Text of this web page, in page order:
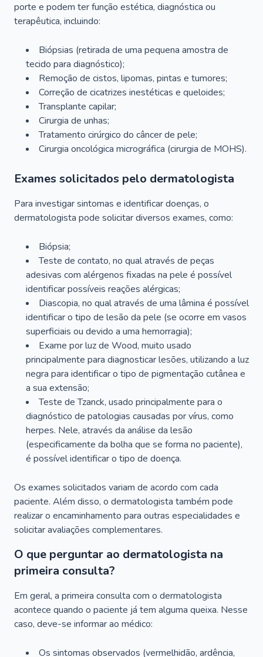
porte e podem ter função estética, diagnóstica ou
terapêutica, incluindo:
Biópsias (retirada de uma pequena amostra de
tecido para diagnóstico);
Remoção de cistos, lipomas, pintas e tumores;
Correção de cicatrizes inestéticas e queloides;
Transplante capilar;
Cirurgia de unhas;
Tratamento cirúrgico do câncer de pele;
Cirurgia oncológica micrográfica (cirurgia de MOHS).
Exames solicitados pelo dermatologista
Para investigar sintomas e identificar doenças, o
dermatologista pode solicitar diversos exames, como:
Biópsia;
Teste de contato, no qual através de peças
adesivas com alérgenos fixadas na pele é possível
identificar possíveis reações alérgicas;
Diascopia, no qual através de uma lâmina é possível
identificar o tipo de lesão da pele (se ocorre em vasos
superficiais ou devido a uma hemorragia);
Exame por luz de Wood, muito usado
principalmente para diagnosticar lesões, utilizando a luz
negra para identificar o tipo de pigmentação cutânea e
a sua extensão;
Teste de Tzanck, usado principalmente para o
diagnóstico de patologias causadas por vírus, como
herpes. Nele, através da análise da lesão
(especificamente da bolha que se forma no paciente),
é possível identificar o tipo de doença.
Os exames solicitados variam de acordo com cada
paciente. Além disso, o dermatologista também pode
realizar o encaminhamento para outras especialidades e
solicitar avaliações complementares.
O que perguntar ao dermatologista na
primeira consulta?
Em geral, a primeira consulta com o dermatologista
acontece quando o paciente já tem alguma queixa. Nesse
caso, deve-se informar ao médico:
Os sintomas observados (vermelhidão, ardência,